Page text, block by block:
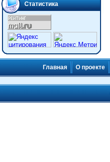
Статистика
Главная О проекте